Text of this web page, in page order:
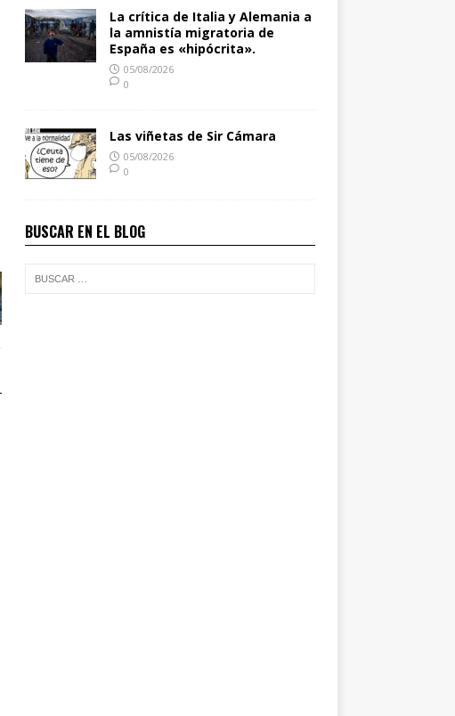
La crítica de Italia y Alemania a
la amnistía migratoria de
España es «hipócrita».
05/08/2026
0
Las viñetas de Sir Cámara
05/08/2026
0
BUSCAR EN EL BLOG